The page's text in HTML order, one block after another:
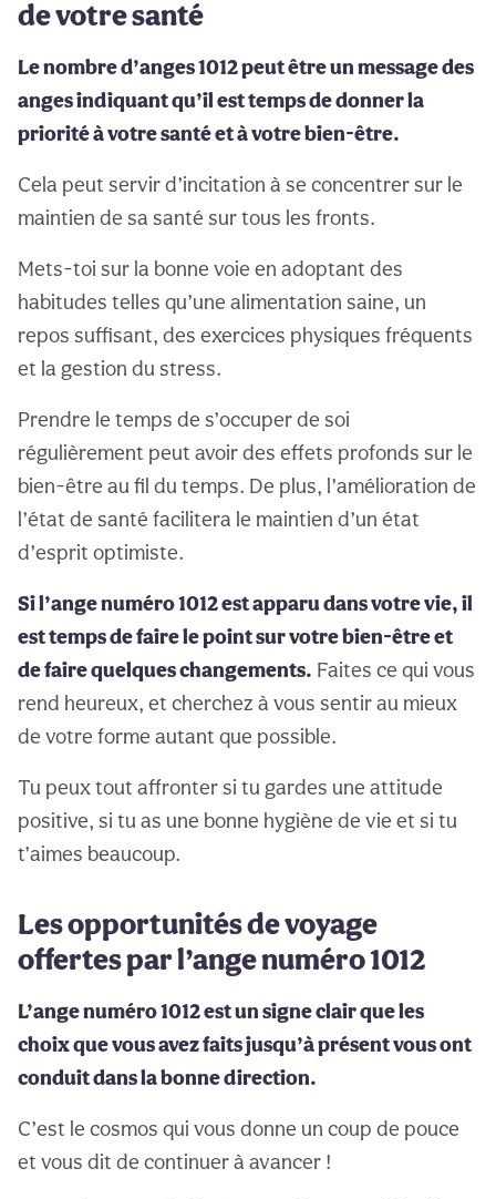
de votre santé
Le nombre d’anges 1012 peut être un message des
anges indiquant qu’il est temps de donner la
priorité à votre santé et à votre bien-être.
Cela peut servir d’incitation à se concentrer sur le
maintien de sa santé sur tous les fronts.
Mets-toi sur la bonne voie en adoptant des
habitudes telles qu’une alimentation saine, un
repos suffisant, des exercices physiques fréquents
et la gestion du stress.
Prendre le temps de s’occuper de soi
régulièrement peut avoir des effets profonds sur le
bien-être au fil du temps. De plus, l’amélioration de
l’état de santé facilitera le maintien d’un état
d’esprit optimiste.
Si l’ange numéro 1012 est apparu dans votre vie, il
est temps de faire le point sur votre bien-être et
de faire quelques changements. Faites ce qui vous
rend heureux, et cherchez à vous sentir au mieux
de votre forme autant que possible.
Tu peux tout affronter si tu gardes une attitude
positive, si tu as une bonne hygiène de vie et si tu
t’aimes beaucoup.
Les opportunités de voyage
offertes par l’ange numéro 1012
L’ange numéro 1012 est un signe clair que les
choix que vous avez faits jusqu’à présent vous ont
conduit dans la bonne direction.
C’est le cosmos qui vous donne un coup de pouce
et vous dit de continuer à avancer !